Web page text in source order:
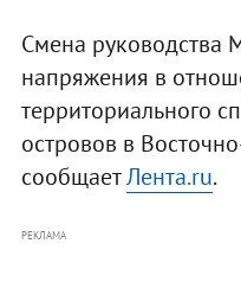
Смена руководства
напряжения в
территориального
островов в
сообщаетЛента.ru.
РЕКЛАМА